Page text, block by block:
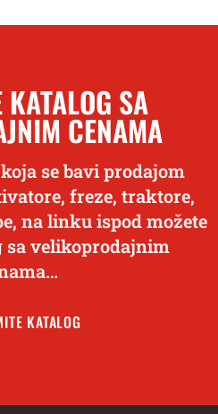
SA
CENAMA
se bavi prodajom
freze, traktore,
na linku ispod možete
sa velikoprodajnim
KATALOG